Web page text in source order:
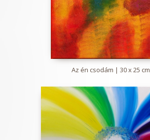
Az én csodám | 30 x 25 cm